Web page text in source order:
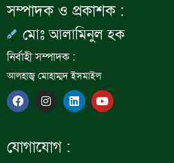
সম্পাদক ও প্রকাশক :
মোঃ আলামিনুল হক
নির্বাহী সম্পাদক :
আলহাজ্ব মোহাম্মদ ইসমাইল
F
a
c
b
o
I
n
s
a
g
L
i
n
Y
o
u
যোগাযোগ :